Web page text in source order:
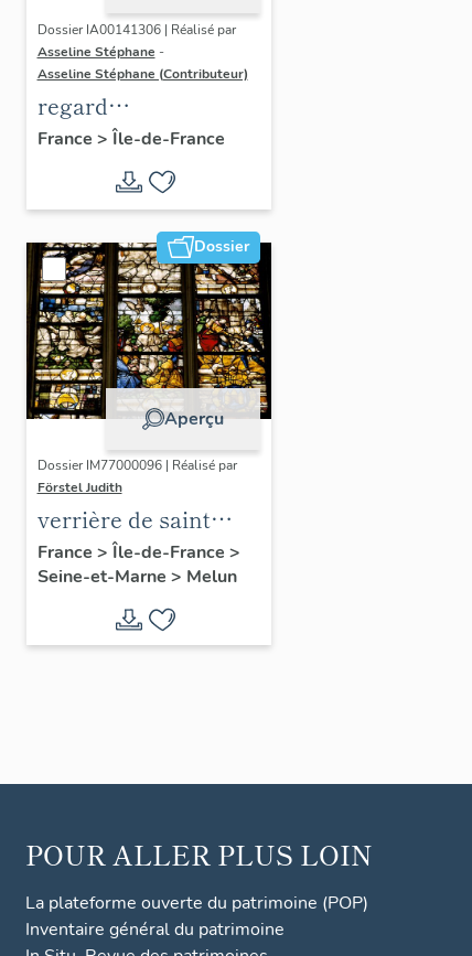
Dossier IA00141306 | Réalisé par
Asseline Stéphane -
Asseline Stéphane (Contributeur)
regard
photographique sur
les paysages de la
Plaine de France.
France > Île-de-France
Dossier
Aperçu
Dossier IM77000096 | Réalisé par
Förstel Judith
verrière de saint
François
France > Île-de-France >
Seine-et-Marne > Melun
POUR ALLER PLUS LOIN
La plateforme ouverte du patrimoine (POP)
Inventaire général du patrimoine